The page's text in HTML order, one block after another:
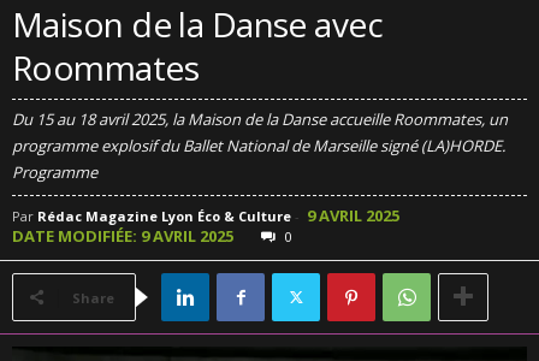
Maison de la Danse avec
Roommates
Du 15 au 18 avril 2025, la Maison de la Danse accueille Roommates, un
programme explosif du Ballet National de Marseille signé (LA)HORDE.
Programme
Par Rédac Magazine Lyon Éco & Culture - 9 AVRIL 2025
DATE MODIFIÉE: 9 AVRIL 2025
0
Share